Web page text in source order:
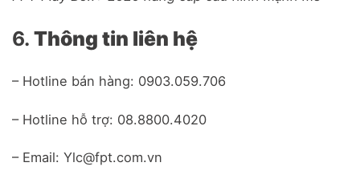
6. Thông tin liên hệ
– Hotline bán hàng: 0903.059.706
– Hotline hỗ trợ: 08.8800.4020
– Email: Ylc@fpt.com.vn